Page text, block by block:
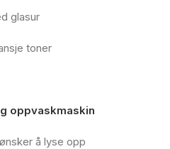
glasur
toner
oppvaskmaskin
å lyse opp